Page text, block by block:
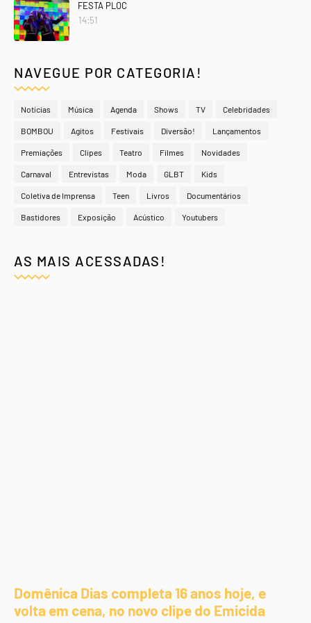
FESTA PLOC
14:51
NAVEGUE POR CATEGORIA!
Notícias Música Agenda Shows TV Celebridades
BOMBOU Agitos Festivais Diversão! Lançamentos
Premiações Clipes Teatro Filmes Novidades
Carnaval Entrevistas Moda GLBT Kids
Coletiva de Imprensa Teen Livros Documentários
Bastidores Exposição Acústico Youtubers
AS MAIS ACESSADAS!
Domênica Dias completa 16 anos hoje, e
volta em cena, no novo clipe do Emicida